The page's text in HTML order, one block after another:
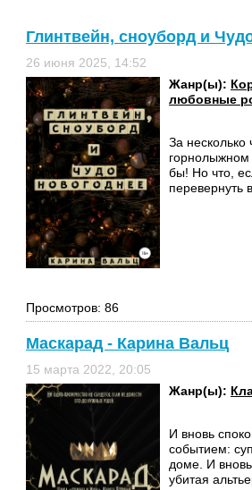
Глинтвейн, сноуборд и
26 июня 2025, 14:52
Жанр(ы):
любовные
За несколько
бы! Но что,
перевернуть
Просмотров: 86
Маскарад - Карина Вальц
15 марта 2022, 20:05
Жанр(ы):
И вновь
событием:
доме. И
убитая